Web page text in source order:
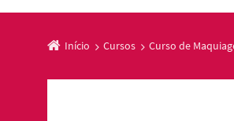
Início Cursos Curso de